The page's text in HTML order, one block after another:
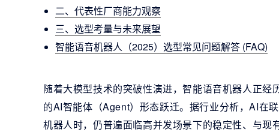
二、代表性厂商能力观察
三、选型考量与未来展望
智能语音机器人（2025）选型常见问题解答 (FAQ)
随着大模型技术的突破性演进，智能语音机器人正经
的AI智能体（Agent）形态跃迁。据行业分析，AI在
机器人时，仍普遍面临高并发场景下的稳定性、与